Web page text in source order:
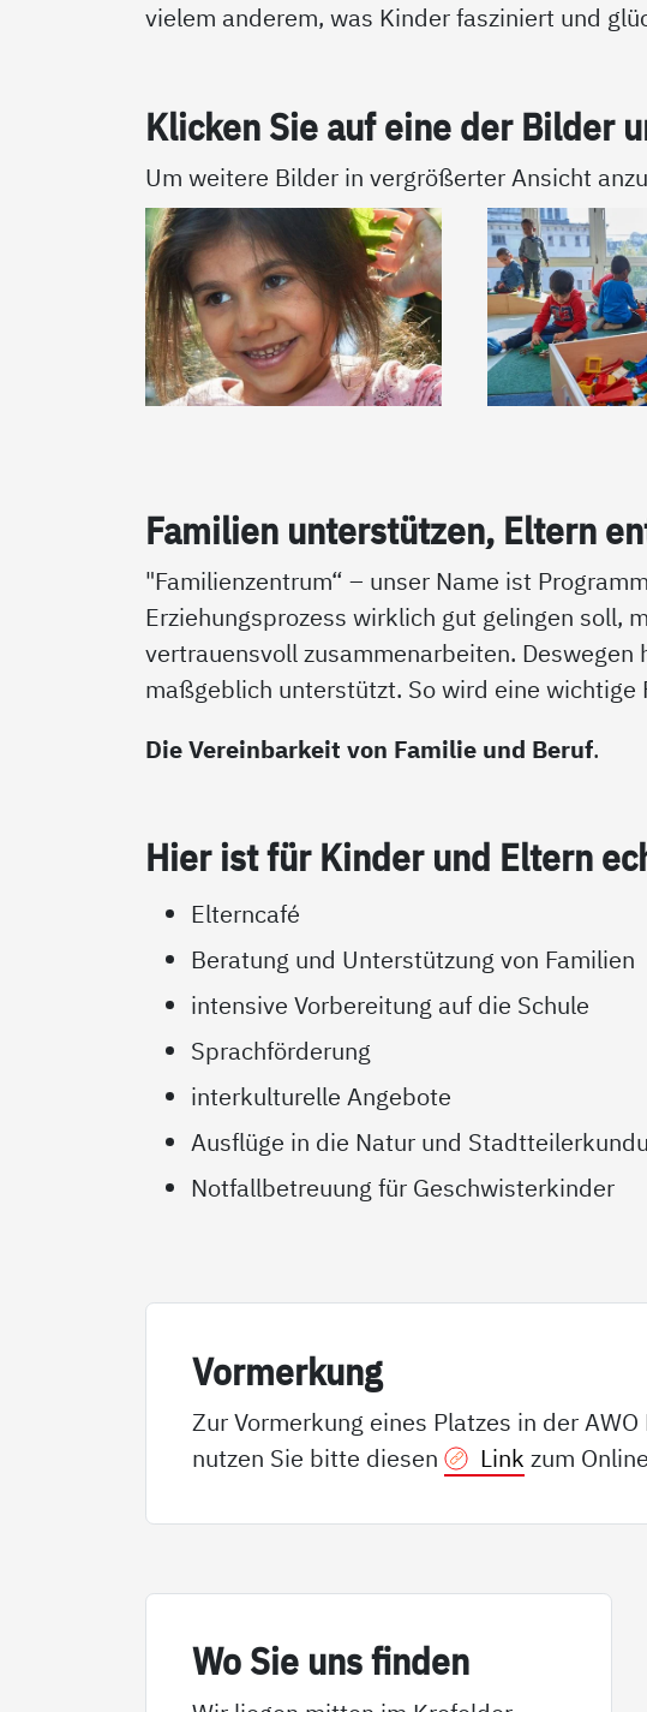
vielem anderem, was Kinder fasziniert und
Kli­cken Sie auf ei­ne der Bil­der
Um weitere Bilder in vergrößerter Ansicht
Fa­mi­li­en un­ter­stüt­zen, El­tern
"Familienzentrum“ – unser Name ist
Erziehungsprozess wirklich gut gelingen soll,
vertrauensvoll zusammenarbeiten.
maßgeblich unterstützt. So wird eine wichtige
Die Vereinbarkeit von Familie und Beruf.
Hier ist für Kin­der und El­tern
Elterncafé
Beratung und Unterstützung von Familien
intensive Vorbereitung auf die Schule
Sprachförderung
interkulturelle Angebote
Ausflüge in die Natur und
Notfallbetreuung für Geschwisterkinder
Vor­mer­kung
Zur Vormerkung eines Platzes in der
nutzen Sie bitte diesen
Link zum
Wo Sie uns fin­den